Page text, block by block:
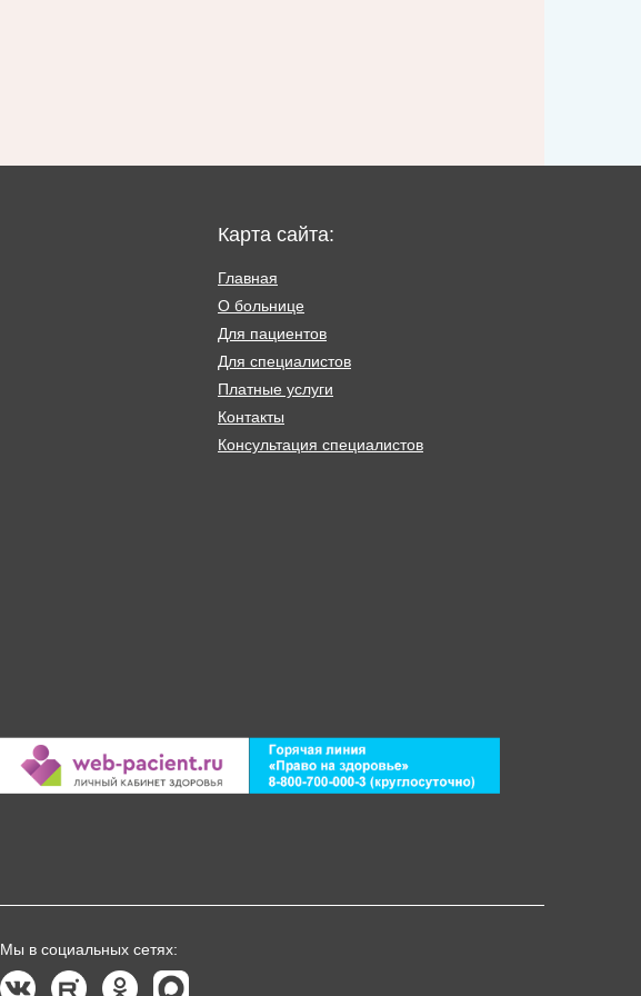
Карта сайта:
Главная
О больнице
Для пациентов
Для специалистов
Платные услуги
Контакты
Консультация специалистов
Мы в социальных сетях: